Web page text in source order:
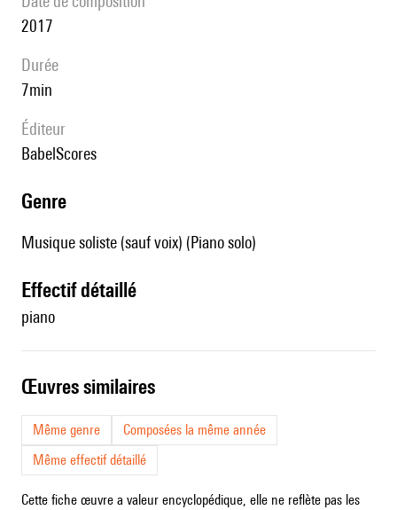
2017
durée
7min
éditeur
BabelScores
genre
Musique soliste (sauf voix) (Piano solo)
effectif détaillé
piano
œuvres similaires
Même genre
Composées la même année
Même effectif détaillé
Cette fiche œuvre a valeur encyclopédique, elle ne reflète pas les